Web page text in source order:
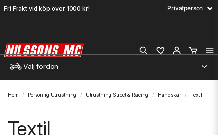
Fri Frakt vid köp över 1000 kr!
Välj fordon
Hem Personlig Utrustning Utrustning Street & Racing Handskar Textil
Textil